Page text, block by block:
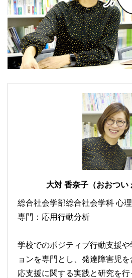
大対 香奈子（おおつい
総合社会学部総合社会学科 心
専門：応用行動分析
学校でのポジティブ行動支援
ョンを専門とし、発達障害児
応支援に関する実践と研究を行